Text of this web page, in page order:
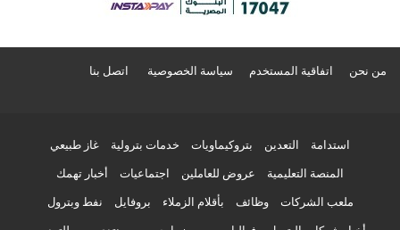
من نحن اتفاقية المستخدم سياسة الخصوصية اتصل بنا
استدامة التعدين بتروكيماويات خدمات بترولية غاز طبيعي
المنصة التعليمية عروض للعاملين اجتماعيات أخبار تهمك
ملعب الشركات وظائف بأقلام الزملاء بروفايل نفط وبترول